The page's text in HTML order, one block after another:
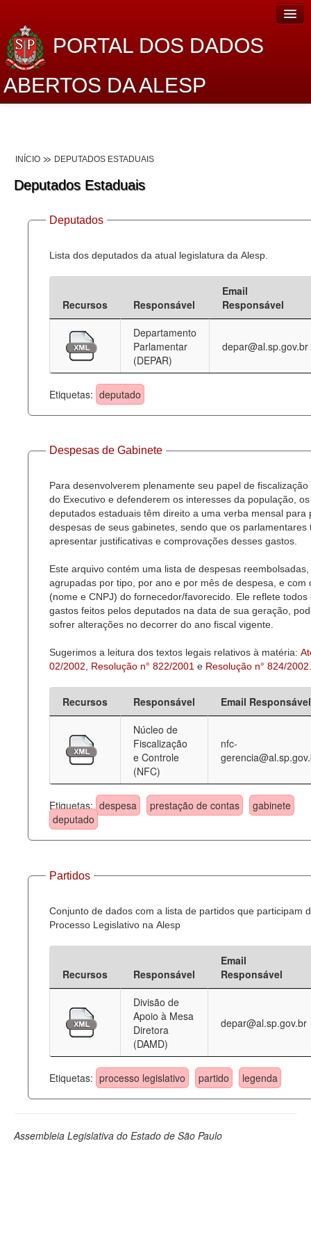
PORTAL DOS DADOS
ABERTOS DA ALESP
Lei de Acesso à Informação
Dados Governamentais Abertos
Planejamento
Catálogo de dados
Processo Legislativo
Deputados Estaduais
Administração
Legislação
Agenda
Perguntas frequentes
INÍCIO DEPUTADOS ESTADUAIS
Deputados Estaduais
Deputados
Lista dos deputados da atual legislatura da Alesp.
Recursos Responsável
Email
Responsável
Departamento
Parlamentar
(DEPAR)
depar@al.sp.gov.br
Etiquetas: deputado
Despesas de Gabinete
Para desenvolverem plenamente seu papel de fiscalização
do Executivo e defenderem os interesses da população, os
deputados estaduais têm direito a uma verba mensal para
despesas de seus gabinetes, sendo que os parlamentares
apresentar justificativas e comprovações desses gastos.
Este arquivo contém uma lista de despesas reembolsadas,
agrupadas por tipo, por ano e por mês de despesa, e com
(nome e CNPJ) do fornecedor/favorecido. Ele reflete todos
gastos feitos pelos deputados na data de sua geração,
sofrer alterações no decorrer do ano fiscal vigente.
Sugerimos a leitura dos textos legais relativos à matéria:
02/2002
Resolução n° 822/2001 e Resolução n° 824/2002
Recursos Responsável
Email Responsável
Núcleo de
Fiscalização
e Controle
(NFC)
nfc-
Etiquetas: despesa prestação de contas
gabinete
deputado
Partidos
Conjunto de dados com a lista de partidos que participam
Processo Legislativo na Alesp
Recursos Responsável
Email
Responsável
Divisão de
Apoio à Mesa
Diretora
(DAMD)
depar@al.sp.gov.br
Etiquetas: processo legislativo partido legenda
Assembleia Legislativa do Estado de São Paulo